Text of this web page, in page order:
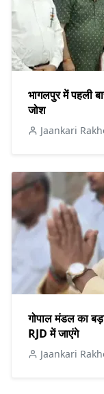
भागलपुर में पहली
जोश
Jaankari
गोपाल मंडल का
RJD में जाएंगे
Jaankari